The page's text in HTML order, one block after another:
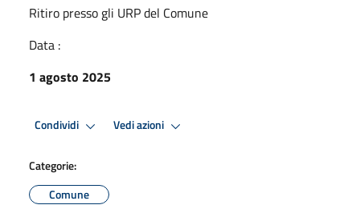
Ritiro presso gli URP del Comune
Data :
1 agosto 2025
Condividi Vedi azioni
Categorie:
Comune